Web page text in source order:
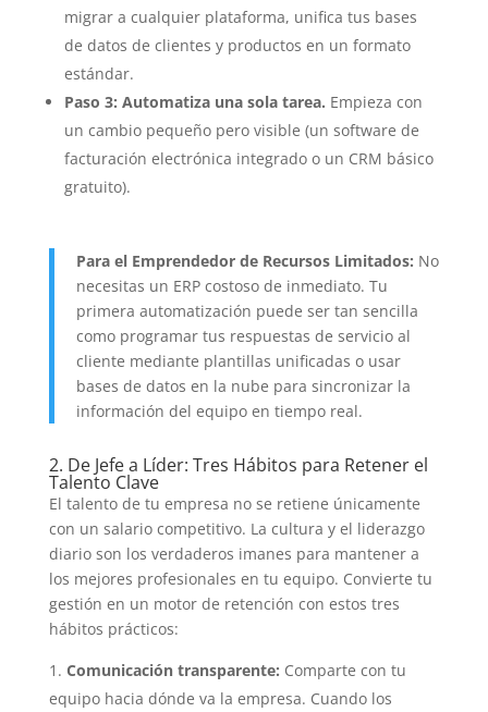
migrar a cualquier plataforma, unifica tus bases
de datos de clientes y productos en un formato
estándar.
Paso 3: Automatiza una sola tarea. Empieza con
un cambio pequeño pero visible (un software de
facturación electrónica integrado o un CRM básico
gratuito).
Para el Emprendedor de Recursos Limitados: No
necesitas un ERP costoso de inmediato. Tu
primera automatización puede ser tan sencilla
como programar tus respuestas de servicio al
cliente mediante plantillas unificadas o usar
bases de datos en la nube para sincronizar la
información del equipo en tiempo real.
2. De Jefe a Líder: Tres Hábitos para Retener el
Talento Clave
El talento de tu empresa no se retiene únicamente
con un salario competitivo. La cultura y el liderazgo
diario son los verdaderos imanes para mantener a
los mejores profesionales en tu equipo. Convierte tu
gestión en un motor de retención con estos tres
hábitos prácticos:
Comunicación transparente: Comparte con tu
equipo hacia dónde va la empresa. Cuando los